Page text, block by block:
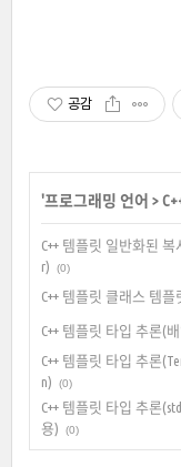
공감
'프로그래밍 언어 >
C++ 템플릿 일반화된 복
r)
(0)
C++ 템플릿 클래스 템플
C++ 템플릿 타입 추론(
C++ 템플릿 타입 추론
n)
(0)
C++ 템플릿 타입 추론
용)
(0)